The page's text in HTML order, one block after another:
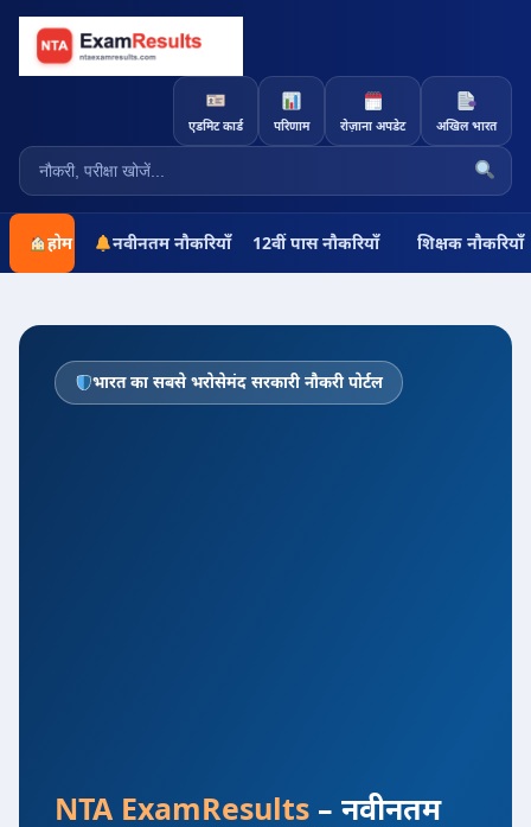
एडमिट कार्ड परिणाम रोज़ाना अपडेट अखिल भारत
होम नवीनतम नौकरियाँ 12वीं पास नौकरियाँ शिक्षक नौकरियाँ
भारत का सबसे भरोसेमंद सरकारी नौकरी पोर्टल
NTA ExamResults – नवीनतम